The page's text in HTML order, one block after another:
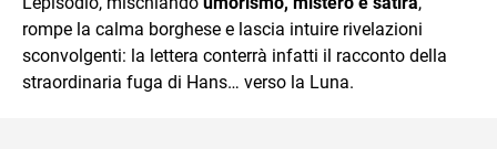
rompe la calma borghese e lascia intuire rivelazioni
sconvolgenti: la lettera conterrà infatti il racconto della
straordinaria fuga di Hans… verso la Luna.